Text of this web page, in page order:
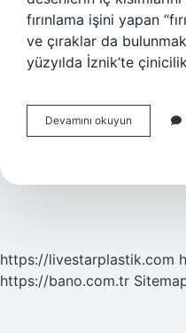
fırınlama işini yapan
ve çıraklar da
yüzyılda İznik’te
Devamını okuyun
Hangi
https://livestarplastik.com
https://bano.com.tr